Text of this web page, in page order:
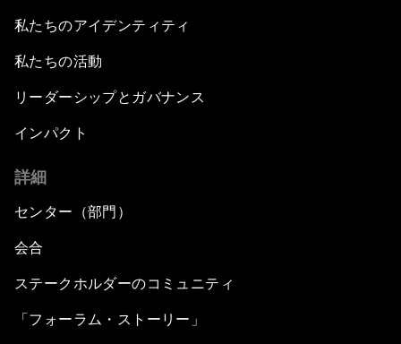
私たちのアイデンティティ
私たちの活動
リーダーシップとガバナンス
インパクト
詳細
センター（部門）
会合
ステークホルダーのコミュニティ
「フォーラム・ストーリー」